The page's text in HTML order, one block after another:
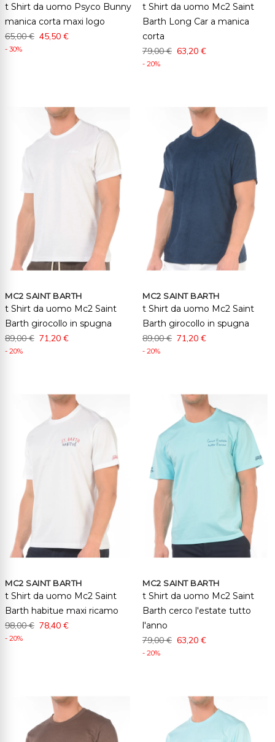
t Shirt da uomo Psyco Bunny
manica corta maxi logo
65,00 € 45,50 €
- 30%
t Shirt da uomo Mc2 Saint
Barth Long Car a manica
corta
79,00 € 63,20 €
- 20%
MC2 SAINT BARTH
t Shirt da uomo Mc2 Saint
Barth girocollo in spugna
89,00 € 71,20 €
- 20%
MC2 SAINT BARTH
t Shirt da uomo Mc2 Saint
Barth girocollo in spugna
89,00 € 71,20 €
- 20%
MC2 SAINT BARTH
t Shirt da uomo Mc2 Saint
Barth habitue maxi ricamo
98,00 € 78,40 €
- 20%
MC2 SAINT BARTH
t Shirt da uomo Mc2 Saint
Barth cerco l'estate tutto
l'anno
79,00 € 63,20 €
- 20%